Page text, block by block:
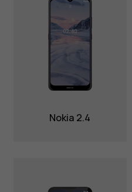
Nokia 2.4